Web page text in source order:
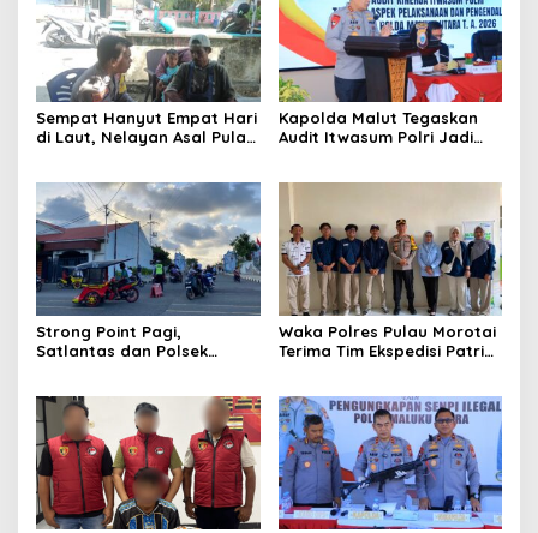
Sempat Hanyut Empat Hari
di Laut, Nelayan Asal Pulau
Utara
Kapolda Malut Tegaskan
Audit Itwasum Polri Jadi
Strong Point Pagi,
Satlantas dan Polsek
serta Keselamatan Berlalu
Lintas
Waka Polres Pulau Morotai
Terima Tim Ekspedisi Patriot
Wilayah Morotai